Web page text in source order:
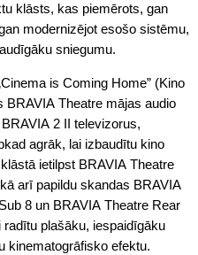
klāsts, kas piemērots, gan
modernizējot esošo sistēmu,
sniegumu.
is Coming Home” (Kino
BRAVIA Theatre mājas audio
2 II televizorus,
agrāk, lai izbaudītu kino
ietilpst BRAVIA Theatre
arī papildu skandas BRAVIA
8 un BRAVIA Theatre Rear
radītu plašāku, iespaidīgāku
kinematogrāfisko efektu.